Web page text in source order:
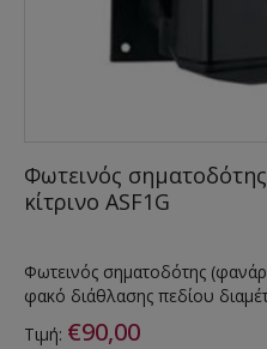
Φωτεινός
κίτρινο ASF1G
Φωτεινός σηματοδότης
φακό διάθλασης πεδίου
Τιμή: €90,00